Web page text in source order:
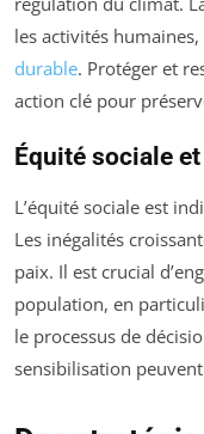
les activités
durable. Protéger et
action clé pour
Équité sociale
L’équité sociale est
Les inégalités
paix. Il est crucial
population, en
le processus de
sensibilisation